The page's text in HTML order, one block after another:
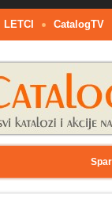
LETCI CatalogTV